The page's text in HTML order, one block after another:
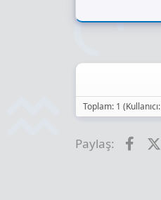
Toplam: 1
Paylaş: